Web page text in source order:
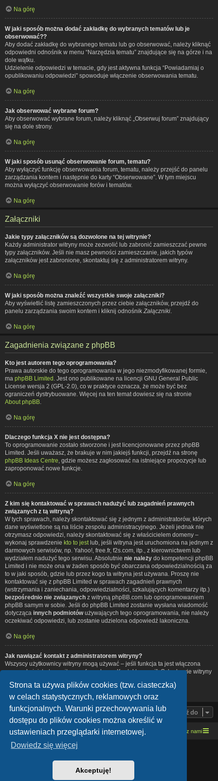
Strona ta używa plików cookies (tzw. ciasteczka)
w celach statystycznych, reklamowych oraz
funkcjonalnych. Warunki przechowywania lub
dostępu do plików cookies można określić w
ustawieniach przeglądarki internetowej.
Dowiedz się więcej
Akceptuję!
Na górę
W jaki sposób można dodać zakładkę do wybranych tematów lub je
obserwować??
Aby dodać zakładkę do wybranego tematu lub go obserwować, należy kliknąć
odpowiedni odnośnik w menu “Narzędzia tematu” znajdujące się na górze i na
dole wątku.
Udzielenie odpowiedzi w temacie, gdy jest aktywna funkcja “Powiadamiaj o
opublikowaniu odpowiedzi” spowoduje włączenie obserwowania tematu.
Na górę
Jak obserwować wybrane forum?
Aby obserwować wybrane forum, należy kliknąć „Obserwuj forum” znajdujący
się na dole strony.
Na górę
W jaki sposób usunąć obserwowanie forum, tematu?
Aby wyłączyć funkcję obserwowania forum, tematu, należy przejść do panelu
zarządzania kontem i następnie do karty “Obserwowane”. W tym miejscu
można wyłączyć obserwowanie forów i tematów.
Na górę
Załączniki
Jakie typy załączników są dozwolone na tej witrynie?
Każdy administrator witryny może zezwolić lub zabronić zamieszczać pewne
typy załączników. Jeśli nie masz pewności zamieszczanie, jakich typów
załączników jest zabronione, skontaktuj się z administratorem witryny.
Na górę
W jaki sposób można znaleźć wszystkie swoje załączniki?
Aby wyświetlić listę zamieszczonych przez ciebie załączników, przejdź do
panelu zarządzania swoim kontem i kliknij odnośnik Załączniki
Na górę
Zagadnienia związane z phpBB
Kto jest autorem tego oprogramowania?
Prawa autorskie do tego oprogramowania w jego niezmodyfikowanej formie,
ma phpBB Limited . Jest ono publikowane na licencji GNU General Public
License wersja 2 (GPL-2.0), co w praktyce oznacza, że może być bez
ograniczeń dystrybuowane. Więcej na ten temat dowiesz się na stronie
About phpBB
Na górę
Dlaczego funkcja X nie jest dostępna?
To oprogramowanie zostało stworzone i jest licencjonowane przez phpBB
Limited. Jeśli uważasz, że brakuje w nim jakiejś funkcji, przejdź na stronę
phpBB Ideas Centre , gdzie możesz zagłosować na istniejące propozycje lub
zaproponować nowe funkcje.
Na górę
Z kim się kontaktować w sprawach nadużyć lub zagadnień prawnych
związanych z tą witryną?
W tych sprawach, należy skontaktować się z jednym z administratorów, których
dane wyświetlone są na liście zespołu administracyjnego. Jeżeli jednak nie
otrzymasz odpowiedzi, należy skontaktować się z właścicielem domeny –
wykonaj sprawdzenie kto to jest lub, jeśli witryna jest uruchomiona na jednym z
darmowych serwisów, np. Yahoo!, free.fr, f2s.com, itp., z kierownictwem lub
wydziałem nadużyć tego serwisu. Absolutnie nie należy do kompetencji phpBB
Limited i nie może ona w żaden sposób być obarczana odpowiedzialnością za
to w jaki sposób, gdzie lub przez kogo ta witryna jest używana. Proszę nie
kontaktować się z phpBB Limited w sprawach zagadnień prawnych
(wstrzymania i zaniechania, odpowiedzialności, szkalujących komentarzy itp.)
bezpośrednio nie związanych z witryną phpBB.com lub oprogramowaniem
phpBB samym w sobie. Jeśli do phpBB Limited zostanie wysłana wiadomość
dotycząca innych podmiotówużywających tego oprogramowania, nie należy
oczekiwać odpowiedzi, lub zostanie udzielona odpowiedź lakoniczna.
Na górę
Jak nawiązać kontakt z administratorem witryny?
Wszyscy użytkownicy witryny mogą używać – jeśli funkcja ta jest włączona
przez administratora witryny – formularza „Kontakt z nami”. Członkowie witryny
Na górę
Przejdź do
Strona domowa Kresowe forum motocyklowe Kontakt z nami
Technologię dostarczaphpBB® Forum Software © phpBB Limited
Polski pakiet językowy dostarcza